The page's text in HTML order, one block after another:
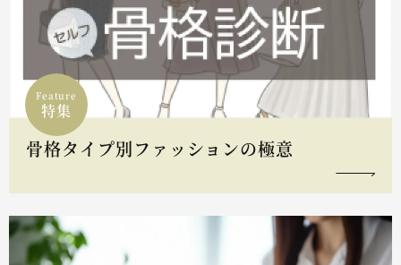
Feature
特集
骨格タイプ別ファッションの極意